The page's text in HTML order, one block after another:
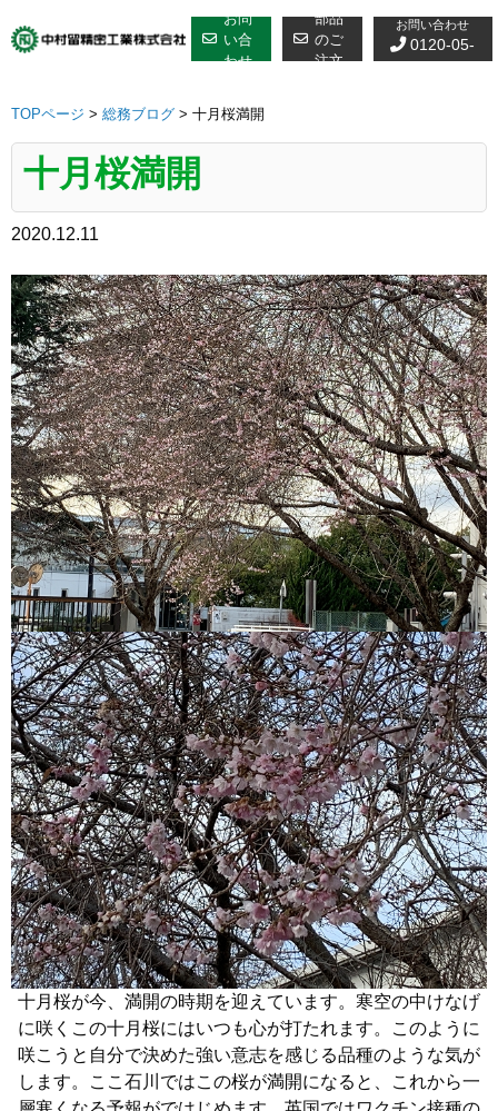
to
お問
い合
わせ
部品
のご
注文
お問い合わせ
0120-05-
TOPページ > 総務ブログ > 十月桜満開
十月桜満開
2020.12.11
十月桜が今、満開の時期を迎えています。寒空の中けなげ
に咲くこの十月桜にはいつも心が打たれます。このように
咲こうと自分で決めた強い意志を感じる品種のような気が
します。ここ石川ではこの桜が満開になると、これから一